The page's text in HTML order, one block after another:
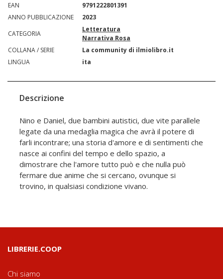
EAN
9791222801391
ANNO PUBBLICAZIONE
2023
CATEGORIA
Letteratura
Narrativa Rosa
COLLANA / SERIE
La community di ilmiolibro.it
LINGUA
ita
Descrizione
Nino e Daniel, due bambini autistici, due vite parallele
legate da una medaglia magica che avrà il potere di
farli incontrare; una storia d'amore e di sentimenti che
nasce ai confini del tempo e dello spazio, a
dimostrare che l'amore tutto può e che nulla può
fermare due anime che si cercano, ovunque si
trovino, in qualsiasi condizione vivano.
LIBRERIE.COOP
Chi siamo